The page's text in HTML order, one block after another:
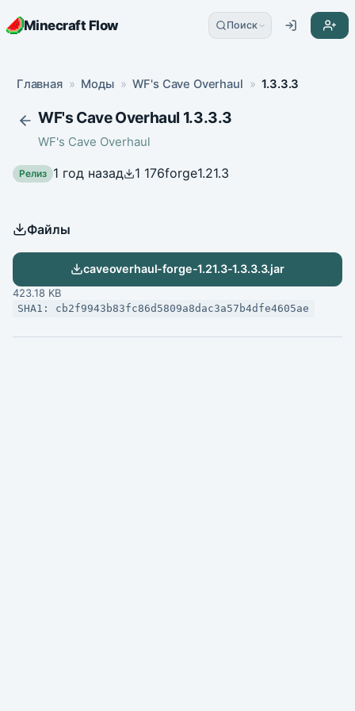
Minecraft Flow Поиск
Главная » Моды » WF's Cave Overhaul » 1.3.3.3
WF's Cave Overhaul 1.3.3.3
WF's Cave Overhaul
Релиз 1 год назад 1 176forge1.21.3
Файлы
caveoverhaul-forge-1.21.3-1.3.3.3.jar
423.18 KB
SHA1: cb2f9943b83fc86d5809a8dac3a57b4dfe4605ae